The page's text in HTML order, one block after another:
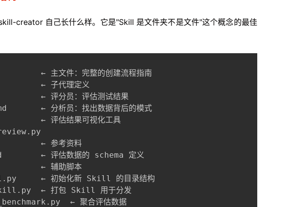
creator 自己长什么样。它是"Skill 是文件夹不是文件"这个概念的最佳
← 主文件：完整的创建流程指南
← 子代理定义
← 评分员：评估测试结果
← 分析员：找出数据背后的模式
← 评估结果可视化工具
← 参考资料
← 评估数据的 schema 定义
← 辅助脚本
← 初始化新 Skill 的目录结构
← 打包 Skill 用于分发
← 聚合评估数据